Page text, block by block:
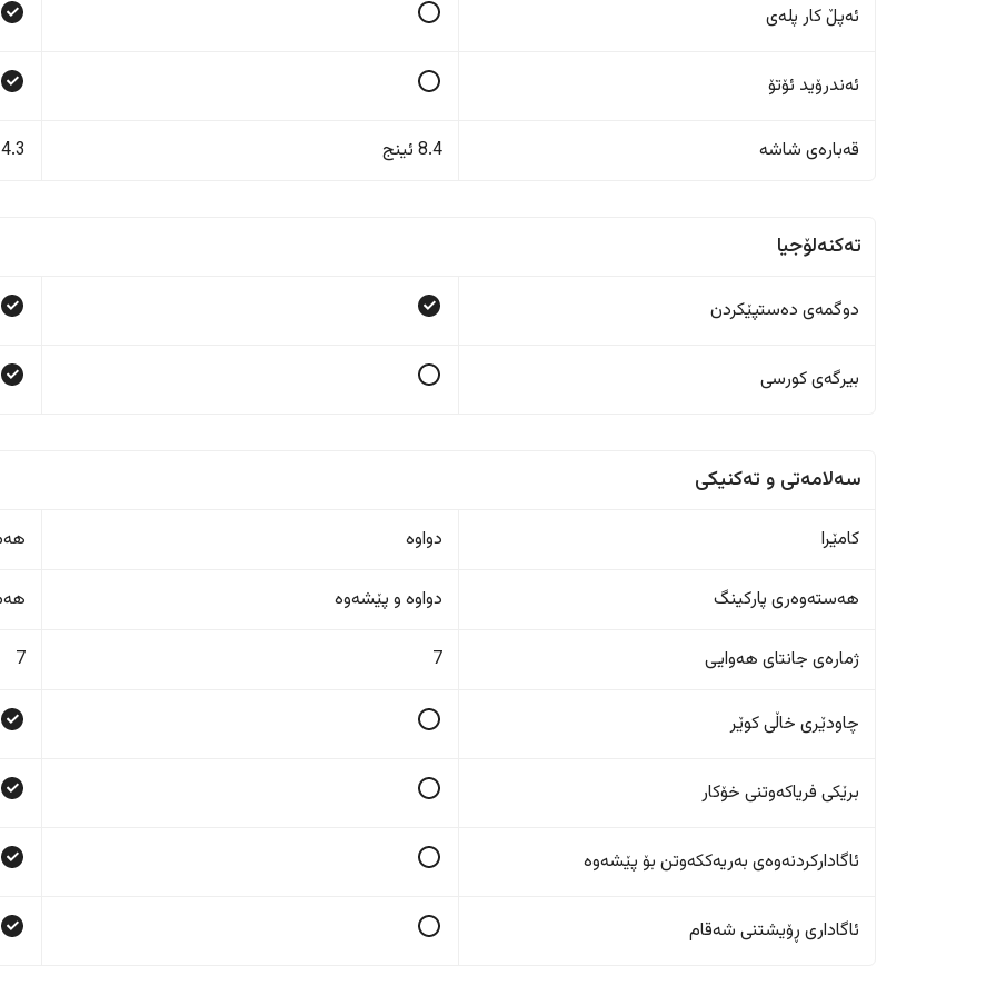
ئەپڵ کار پلەی
ئەندرۆید ئۆتۆ
قەبارەی شاشە 8.4 ئینج 14.3
تەکنەلۆجیا
دوگمەی دەستپێکردن
بیرگەی کورسی
سەلامەتی و تەکنیکی
کامێرا دواوە
هەستەوەری پارکینگ دواوە و پێشەوە
ژمارەی جانتای هەوایی 7
7
چاودێری خاڵی کوێر
برێکی فریاکەوتنی خۆکار
ئاگادارکردنەوەی بەریەککەوتن بۆ پێشەوە
ئاگاداری ڕۆیشتنی شەقام